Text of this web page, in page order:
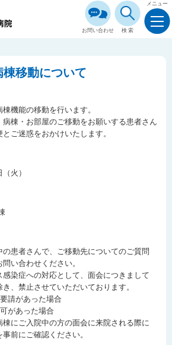
お問い合わせ 検索
メニュー
棟移動について
機能の移動を行います。
棟・お部屋のご移動をお願いする患者さん
ご迷惑をおかけいたします。
火）
患者さんで、ご移動先についてのご質問
い合わせください。
感染症への対応として、面会につきまして
、禁止させていただいております。
請があった場合
があった場合
にご入院中の方の面会に来院される際に
前にご確認ください。